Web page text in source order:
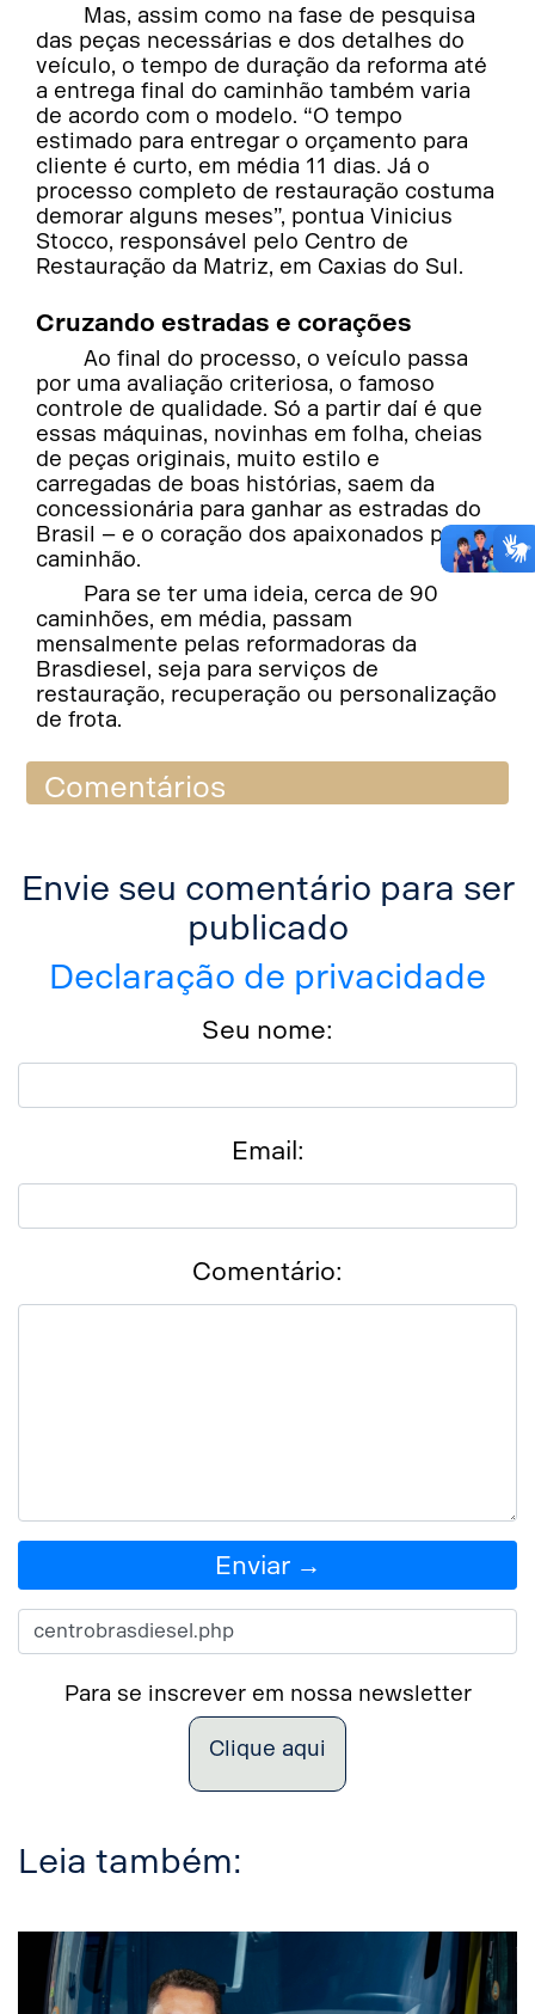
Mas, assim como na fase de pesquisa
das peças necessárias e dos detalhes do
veículo, o tempo de duração da reforma até
a entrega final do caminhão também varia
de acordo com o modelo. “O tempo
estimado para entregar o orçamento para
cliente é curto, em média 11 dias. Já o
processo completo de restauração costuma
demorar alguns meses”, pontua Vinicius
Stocco, responsável pelo Centro de
Restauração da Matriz, em Caxias do Sul.
Cruzando estradas e corações
Ao final do processo, o veículo passa
por uma avaliação criteriosa, o famoso
controle de qualidade. Só a partir daí é que
essas máquinas, novinhas em folha, cheias
de peças originais, muito estilo e
carregadas de boas histórias, saem da
concessionária para ganhar as estradas do
Brasil – e o coração dos apaixonados por
caminhão.
Para se ter uma ideia, cerca de 90
caminhões, em média, passam
mensalmente pelas reformadoras da
Brasdiesel, seja para serviços de
restauração, recuperação ou personalização
de frota.
Comentários
Envie seu comentário para ser
publicado
Declaração de privacidade
Seu nome:
Email:
Comentário:
Enviar →
Para se inscrever em nossa newsletter
Clique aqui
Leia também: